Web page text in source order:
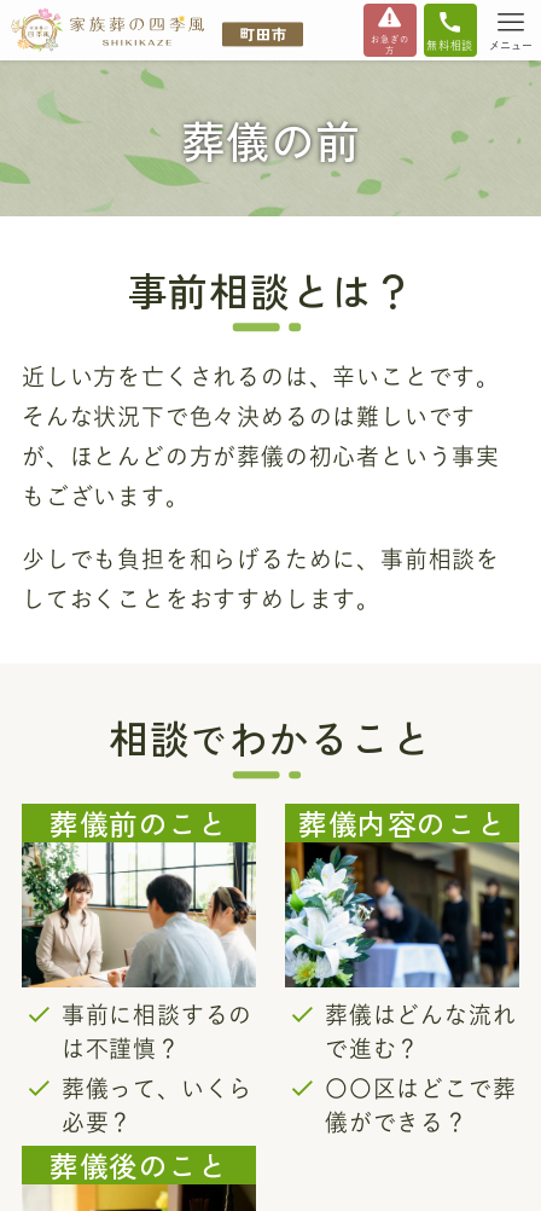
お急ぎの
方
無料相談 メニュー
葬儀の前
事前相談とは？
近しい方を亡くされるのは、辛いことです。
そんな状況下で色々決めるのは難しいです
が、ほとんどの方が葬儀の初心者という事実
もございます。
少しでも負担を和らげるために、事前相談を
しておくことをおすすめします。
相談でわかること
葬儀前のこと
事前に相談するの
は不謹慎？
葬儀って、いくら
必要？
葬儀内容のこと
葬儀はどんな流れ
で進む？
〇〇区はどこで葬
儀ができる？
葬儀後のこと